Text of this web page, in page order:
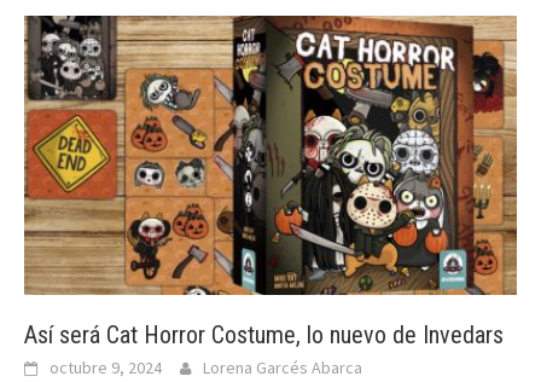
Así será Cat Horror Costume, lo nuevo de Invedars
octubre 9, 2024 Lorena Garcés Abarca